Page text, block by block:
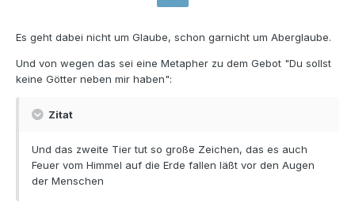
Es geht dabei nicht um Glaube, schon garnicht um Aberglaube.
Und von wegen das sei eine Metapher zu dem Gebot "Du sollst
keine Götter neben mir haben":
Zitat
Und das zweite Tier tut so große Zeichen, das es auch
Feuer vom Himmel auf die Erde fallen läßt vor den Augen
der Menschen